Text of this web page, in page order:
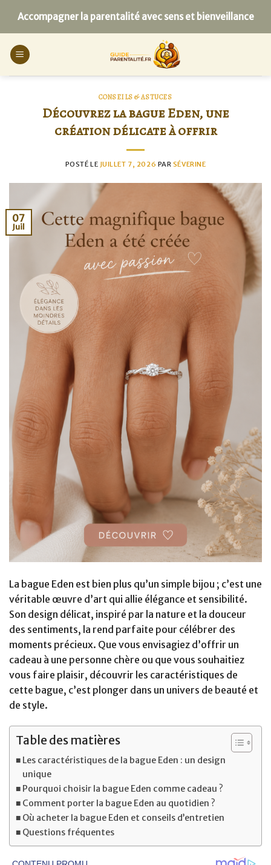
content
Accompagner la parentalité avec sens et bienveillance
CONSEILS & ASTUCES
Découvrez la bague Eden, une
création délicate à offrir
POSTÉ LE JUILLET 7, 2026 PAR SÉVERINE
07
Juil
La bague Eden est bien plus qu’un simple bijou ; c’est une
véritable œuvre d’art qui allie élégance et sensibilité.
Son design délicat, inspiré par la nature et la douceur
des sentiments, la rend parfaite pour célébrer des
moments précieux. Que vous envisagiez d’offrir un
cadeau à une personne chère ou que vous souhaitiez
vous faire plaisir, découvrir les caractéristiques de
cette bague, c’est plonger dans un univers de beauté et
de style.
Table des matières
Les caractéristiques de la bague Eden : un design
unique
Pourquoi choisir la bague Eden comme cadeau ?
Comment porter la bague Eden au quotidien ?
Où acheter la bague Eden et conseils d’entretien
Questions fréquentes